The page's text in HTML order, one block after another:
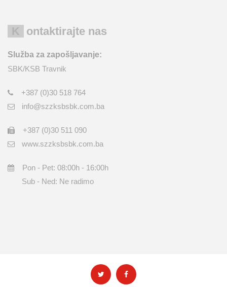
Kontaktirajte nas
Služba za zapošljavanje:
SBK/KSB Travnik
+387 (0)30 518 764
info@szzksbsbk.com.ba
+387 (0)30 511 090
www.szzksbsbk.com.ba
Pon - Pet: 08:00h - 16:00h
Sub - Ned: Ne radimo